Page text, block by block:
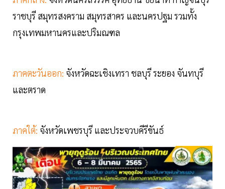
ราชบุรี สมุทรสงคราม สมุทรสาคร และนครปฐม รวมทั้ง
กรุงเทพมหานครและปริมณฑล
ภาคตะวันออก: จังหวัดฉะเชิงเทรา ชลบุรี ระยอง จันทบุรี
และตราด
ภาคใต้: จังหวัดเพชรบุรี และประจวบคีรีขันธ์